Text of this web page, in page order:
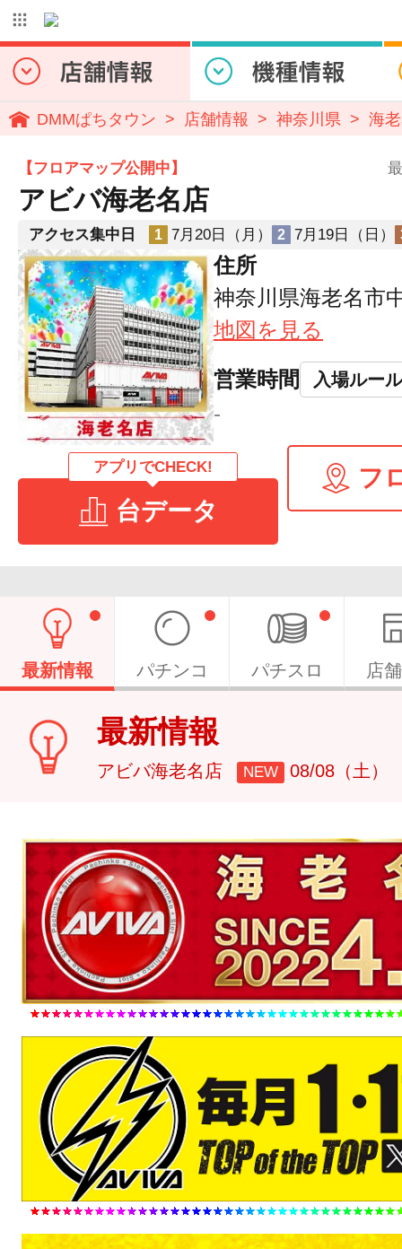
DMMぱちタウン 店舗情報 神奈川県 海
【フロアマップ公開中】
アビバ海老名店
アクセス集中日 1 7月20日（月） 2 7月19日（日）
住所
神奈川県海老名市
地図を見る
営業時間 入場ルール
-
アプリでCHECK!
台データ
フ
最新情報 パチンコ パチスロ 店
最新情報
アビバ海老名店 NEW 08/08（土）